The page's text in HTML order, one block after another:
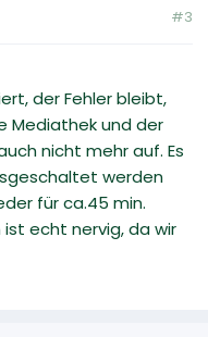
#3
der Fehler bleibt,
Mediathek und der
nicht mehr auf. Es
werden
für ca.45 min.
ist echt nervig, da wir